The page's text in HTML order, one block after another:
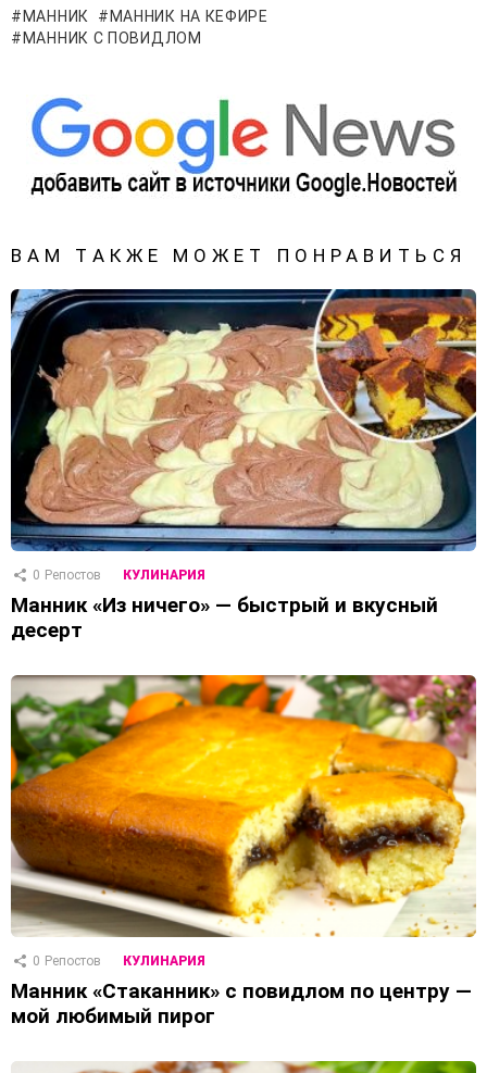
МАННИК
МАННИК НА КЕФИРЕ
МАННИК С ПОВИДЛОМ
ВАМ ТАКЖЕ МОЖЕТ ПОНРАВИТЬСЯ
0 Репостов КУЛИНАРИЯ
Манник «Из ничего» — быстрый и вкусный
десерт
0 Репостов КУЛИНАРИЯ
Манник «Стаканник» с повидлом по центру —
мой любимый пирог